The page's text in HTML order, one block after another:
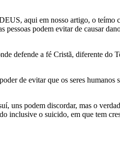
aqui em nosso artigo, o teímo
podem evitar de causar
defende a fé Cristã, diferente do
de evitar que os seres humanos
uns podem discordar, mas o
inclusive o suicido, em que tem